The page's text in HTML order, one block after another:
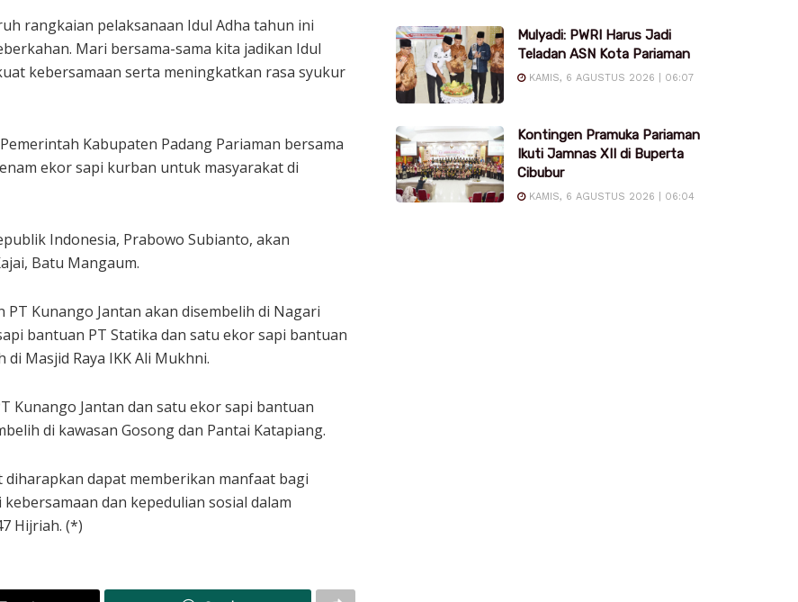
rangkaian pelaksanaan Idul Adha tahun ini
Mari bersama-sama kita jadikan Idul
kebersamaan serta meningkatkan rasa syukur
Kabupaten Padang Pariaman bersama
ekor sapi kurban untuk masyarakat di
Indonesia, Prabowo Subianto, akan
Batu Mangaum.
Kunango Jantan akan disembelih di Nagari
bantuan PT Statika dan satu ekor sapi bantuan
Masjid Raya IKK Ali Mukhni.
Kunango Jantan dan satu ekor sapi bantuan
di kawasan Gosong dan Pantai Katapiang.
dapat memberikan manfaat bagi
dan kepedulian sosial dalam
Hijriah. (*)
Mulyadi: PWRI Harus Jadi
Teladan ASN Kota Pariaman
KAMIS, 6 AGUSTUS 2026 | 06:07
Kontingen Pramuka Pariaman
Ikuti Jamnas XII di Buperta
Cibubur
KAMIS, 6 AGUSTUS 2026 | 06:04